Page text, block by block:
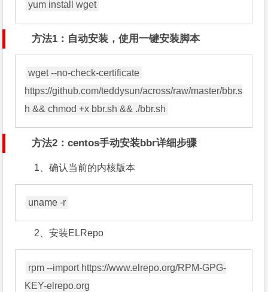
yum install wget
方法1：自动安装，使用一键安装脚本
wget --no-check-certificate
https://github.com/teddysun/across/raw/master/bbr.s
h && chmod +x bbr.sh && ./bbr.sh
方法2：centos手动安装bbr详细步骤
1、确认当前的内核版本
uname -r
2、安装ELRepo
rpm --import https://www.elrepo.org/RPM-GPG-
KEY-elrepo.org